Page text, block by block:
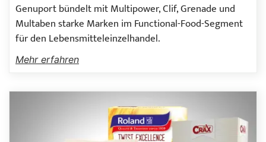
Genuport bündelt mit Multipower, Clif, Grenade und
Multaben starke Marken im Functional-Food-Segment
für den Lebensmitteleinzelhandel.
Mehr erfahren